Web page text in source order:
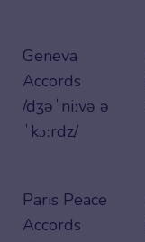
Geneva
Accords
/dʒəˈniːvə ə
ˈkɔːrdz/
Paris Peace
Accords